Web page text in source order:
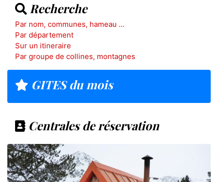
Recherche
Par nom, communes, hameau ...
Par département
Sur un itineraire
Par groupe de collines, montagnes
GITES du mois
Centrales de réservation